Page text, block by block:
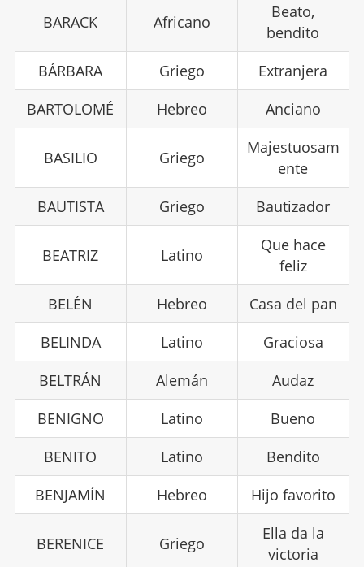
BARACK Africano
Beato,
bendito
BÁRBARA
Griego
Extranjera
BARTOLOMÉ
Hebreo Anciano
BASILIO Griego
Majestuosam
ente
BAUTISTA
Griego Bautizador
BEATRIZ Latino
Que hace
feliz
BELÉN
Hebreo
Casa del pan
BELINDA
Latino
Graciosa
BELTRÁN
Alemán
Audaz
BENIGNO
Latino
Bueno
BENITO
Latino
Bendito
BENJAMÍN
Hebreo Hijo favorito
BERENICE Griego
Ella da la
victoria